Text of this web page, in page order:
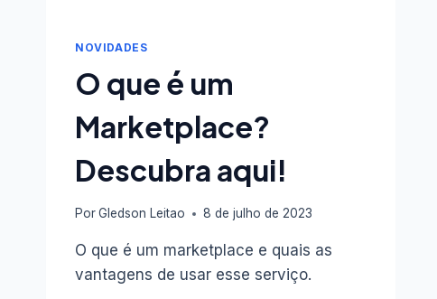
NOVIDADES
O que é um
Marketplace?
Descubra aqui!
PorGledson Leitao 8 de julho de 2023
O que é um marketplace e quais as
vantagens de usar esse serviço.